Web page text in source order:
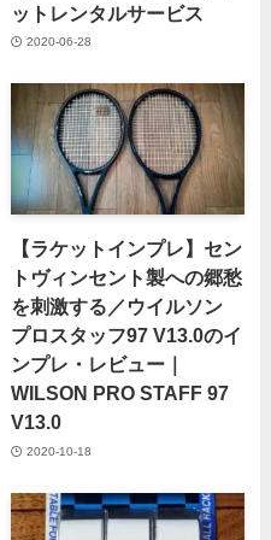
ットレンタルサービス
2020-06-28
【ラケットインプレ】セン
トヴィンセント製への郷愁
を刺激する／ウイルソン
プロスタッフ97 V13.0のイ
ンプレ・レビュー｜
WILSON PRO STAFF 97
V13.0
2020-10-18